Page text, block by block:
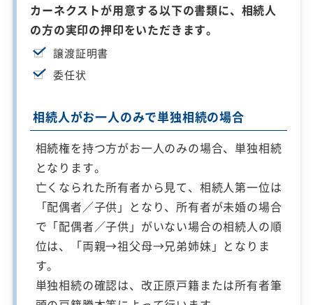
カーネクストが用意する以下の書類に、相続人
の方の実印の押印をいただきます。
譲渡証明書
委任状
相続人がお一人のみで単独相続の場合
相続権を持つ方がお一人のみの場合、単独相続
となります。
亡くなられた所有者から見て、相続人第一位は
「配偶者／子供」となり、所有者が未婚の場合
で「配偶者／子供」がいない場合の相続人の順
位は、「両親→祖父母→兄弟姉妹」となりま
す。
単独相続の確認は、改正原戸籍または所有者筆